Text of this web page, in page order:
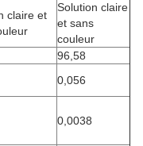
claire et
Solution claire
et sans
couleur
96,58
0,056
0,0038